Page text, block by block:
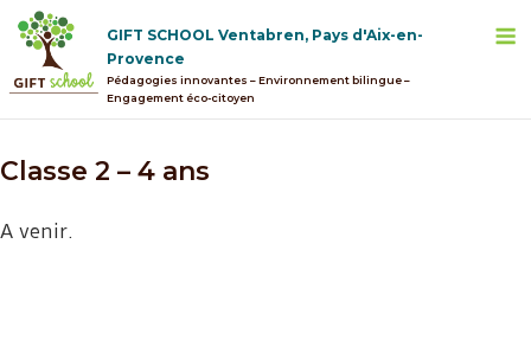
Skip
content
GIFT SCHOOL Ventabren, Pays d'Aix-en-
Provence
Pédagogies innovantes – Environnement bilingue –
Engagement éco-citoyen
Classe 2 – 4 ans
A venir.